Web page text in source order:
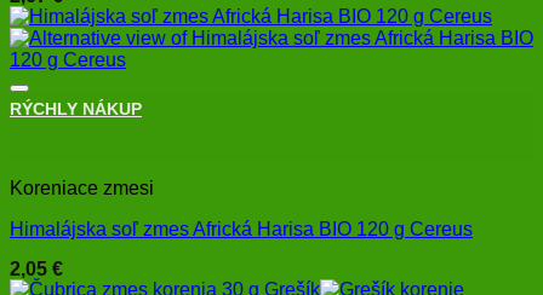
+
RÝCHLY NÁKUP
Koreniace zmesi
Himalájska soľ zmes Africká Harisa BIO 120 g Cereus
2,05 €